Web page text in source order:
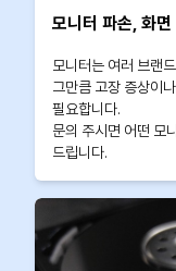
모니터 파손, 화
모니터는 여러 브랜
그만큼 고장 증상이
필요합니다.
문의 주시면 어떤 모
드립니다.